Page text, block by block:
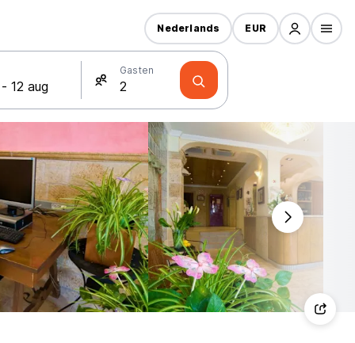
Gasten
Nederlands EUR